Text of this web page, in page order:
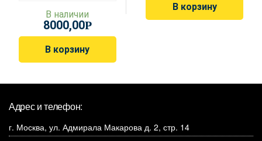
В наличии
8000,00Р
В корзину
В корзину
Адрес и телефон:
г. Москва, ул. Адмирала Макарова д. 2, стр. 14